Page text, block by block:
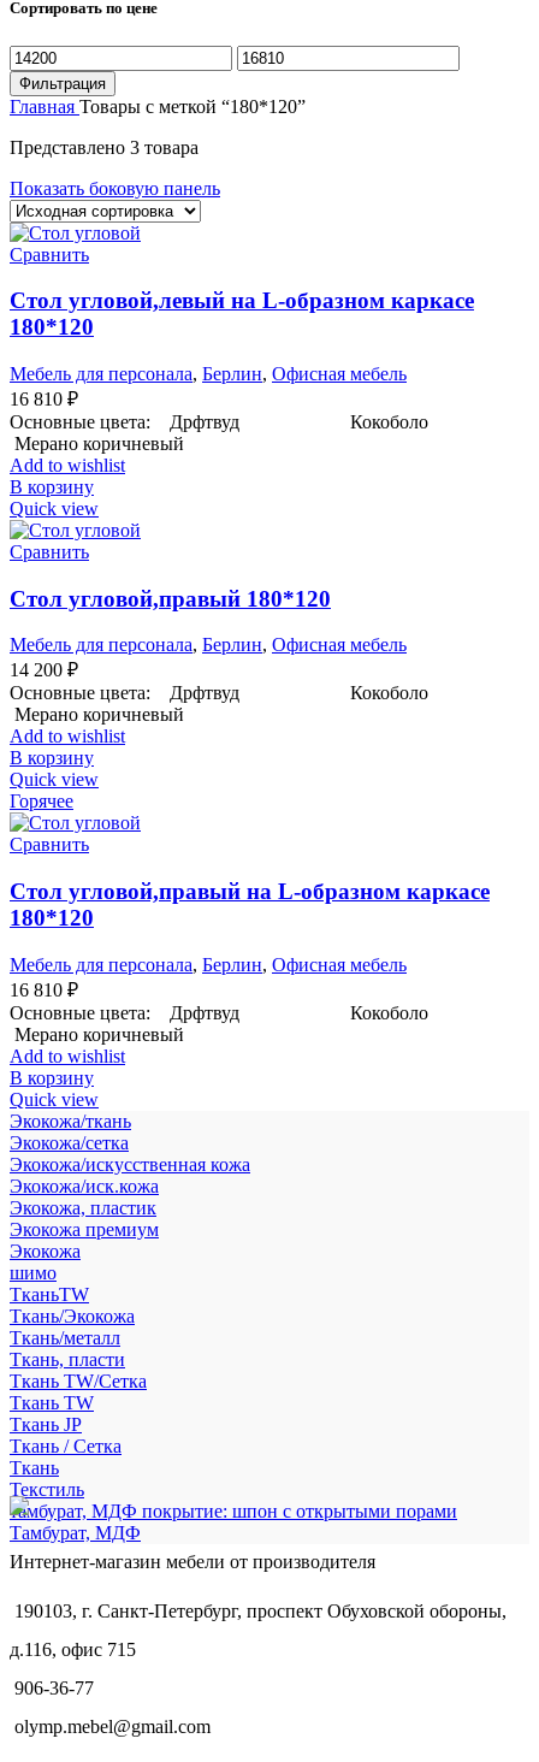
Сортировать по цене
Минимальная
цена
Максимальная
цена
Фильтрация
Главная Товары с меткой “180*120”
Представлено 3 товара
Показать боковую панель
Сравнить
Стол угловой,левый на L-образном каркасе
180*120
Мебель для персонала, Берлин, Офисная мебель
16 810 ₽
Основные цвета: Дрфтвуд Кокоболо
Мерано коричневый
Add to wishlist
В корзину
Quick view
Сравнить
Стол угловой,правый 180*120
Мебель для персонала, Берлин, Офисная мебель
14 200 ₽
Основные цвета: Дрфтвуд Кокоболо
Мерано коричневый
Add to wishlist
В корзину
Quick view
Горячее
Сравнить
Стол угловой,правый на L-образном каркасе
180*120
Мебель для персонала, Берлин, Офисная мебель
16 810 ₽
Основные цвета: Дрфтвуд Кокоболо
Мерано коричневый
Add to wishlist
В корзину
Quick view
Экокожа/ткань
Экокожа/сетка
Экокожа/искусственная кожа
Экокожа/иск.кожа
Экокожа, пластик
Экокожа премиум
Экокожа
шимо
ТканьTW
Ткань/Экокожа
Ткань/металл
Ткань, пласти
Ткань TW/Сетка
Ткань TW
Ткань JP
Ткань / Сетка
Ткань
Текстиль
тамбурат, МДФ покрытие: шпон с открытыми порами
Тамбурат, МДФ
Интернет-магазин мебели от производителя
190103, г. Санкт-Петербург, проспект Обуховской обороны,
д.116, офис 715
906-36-77
olymp.mebel@gmail.com